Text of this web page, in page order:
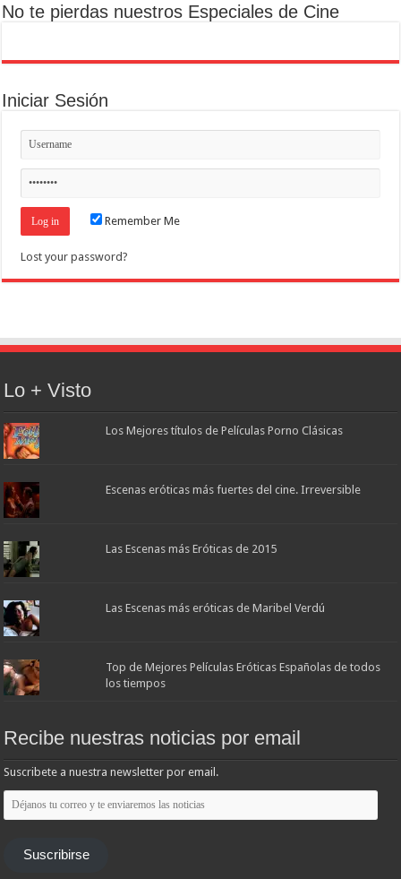
No te pierdas nuestros Especiales de Cine
Iniciar Sesión
Remember Me
Lost your password?
Lo + Visto
Los Mejores títulos de Películas Porno Clásicas
Escenas eróticas más fuertes del cine. Irreversible
Las Escenas más Eróticas de 2015
Las Escenas más eróticas de Maribel Verdú
Top de Mejores Películas Eróticas Españolas de todos
los tiempos
Recibe nuestras noticias por email
Suscribete a nuestra newsletter por email.
Déjanos
tu
correo
enviaremos
Suscribirse